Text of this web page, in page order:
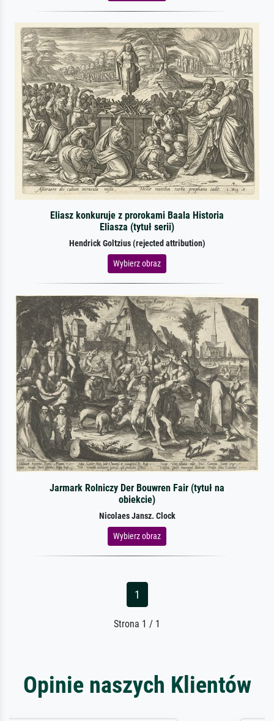
Eliasz konkuruje z prorokami Baala Historia
Eliasza (tytuł serii)
Hendrick Goltzius (rejected attribution)
Wybierz obraz
Jarmark Rolniczy Der Bouwren Fair (tytuł na
obiekcie)
Nicolaes Jansz. Clock
Wybierz obraz
1
Strona 1 / 1
Opinie naszych Klientów